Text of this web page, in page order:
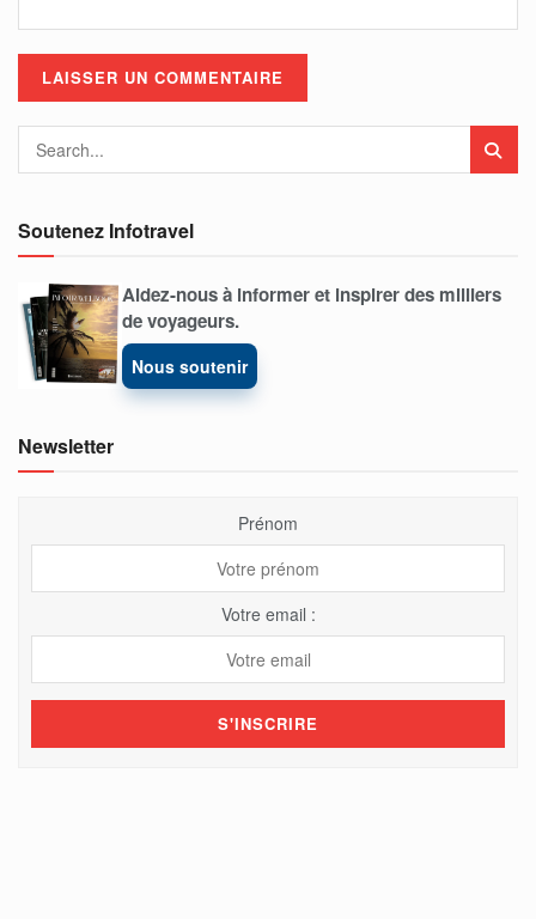
Soutenez Infotravel
Aidez-nous à informer et inspirer des milliers
de voyageurs.
Nous soutenir
Newsletter
Prénom
Votre email :